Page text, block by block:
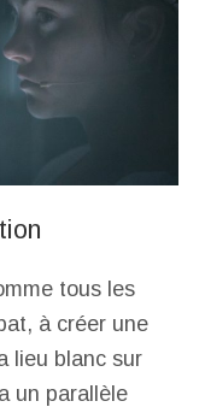
tous les
à créer une
lieu blanc sur
un parallèle